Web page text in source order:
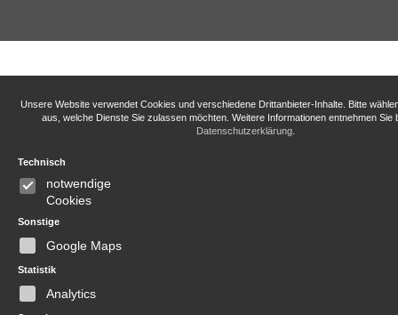
Unsere Website verwendet Cookies und verschiedene Drittanbieter-Inhalte. Bitte
aus, welche Dienste Sie zulassen möchten. Weitere Informationen entnehmen Sie
Datenschutzerklärung.
Technisch
notwendige
Cookies
Sonstige
Google Maps
Statistik
Analytics